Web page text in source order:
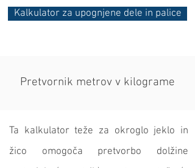
Kalkulator za upognjene dele in palice
Pretvornik metrov v kilograme
Ta kalkulator teže za okroglo jeklo in
žico omogoča pretvorbo dolžine